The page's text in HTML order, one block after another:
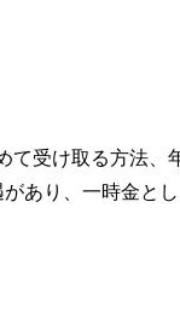
て受け取る方法、
あり、一時金とし